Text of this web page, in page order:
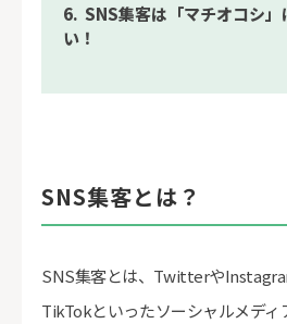
SNS集客は「マチオコシ」
い！
SNS集客とは？
SNS集客とは、Twitterや
TikTokといったソーシャルメディ